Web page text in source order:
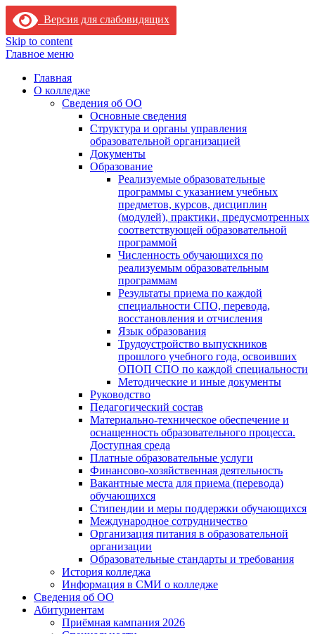
Версия для слабовидящих
Skip to content
Главное меню
Главная
О колледже
Сведения об ОО
Основные сведения
Структура и органы управления
образовательной организацией
Документы
Образование
Реализуемые образовательные
программы с указанием учебных
предметов, курсов, дисциплин
(модулей), практики, предусмотренных
соответствующей образовательной
программой
Численность обучающихся по
реализуемым образовательным
программам
Результаты приема по каждой
специальности СПО, перевода,
восстановления и отчисления
Язык образования
Трудоустройство выпускников
прошлого учебного года, освоивших
ОПОП СПО по каждой специальности
Методические и иные документы
Руководство
Педагогический состав
Материально-техническое обеспечение и
оснащенность образовательного процесса.
Доступная среда
Платные образовательные услуги
Финансово-хозяйственная деятельность
Вакантные места для приема (перевода)
обучающихся
Стипендии и меры поддержки обучающихся
Международное сотрудничество
Организация питания в образовательной
организации
Образовательные стандарты и требования
История колледжа
Информация в СМИ о колледже
Сведения об ОО
Абитуриентам
Приёмная кампания 2026